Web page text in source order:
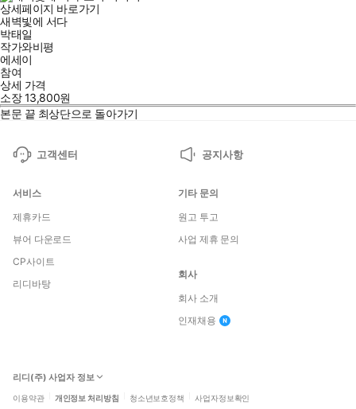
상세페이지 바로가기
새벽빛에 서다
박태일
작가와비평
에세이
참여
상세 가격
소장13,800원
본문 끝 최상단으로 돌아가기
고객센터 공지사항
서비스
제휴카드
뷰어 다운로드
CP사이트
리디바탕
기타 문의
원고 투고
사업 제휴 문의
회사
회사 소개
인재채용
리디(주) 사업자 정보
이용약관 개인정보 처리방침 청소년보호정책 사업자정보확인